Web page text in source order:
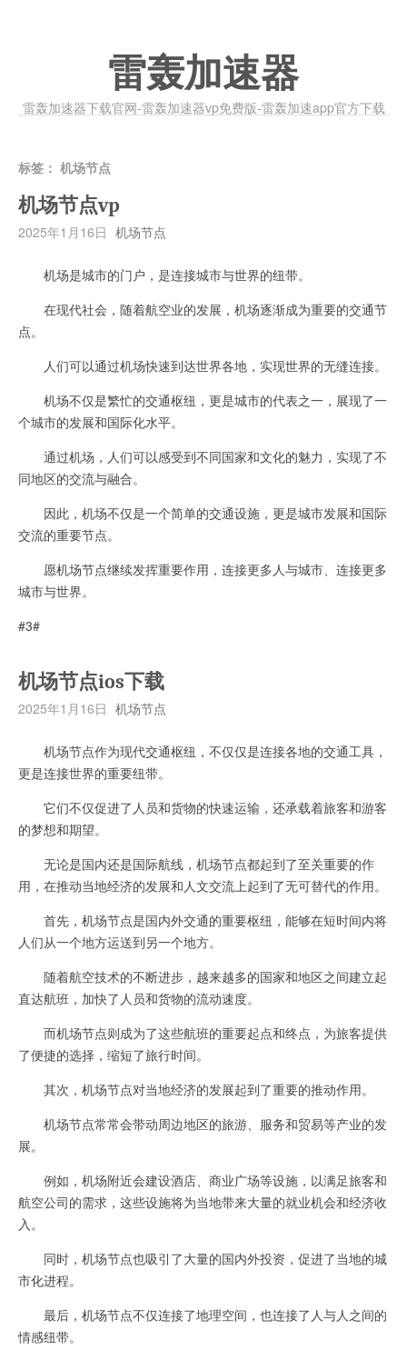
雷轰加速器
雷轰加速器下载官网-雷轰加速器vp免费版-雷轰加速app官方下载
标签： 机场节点
机场节点vp
2025年1月16日 机场节点
机场是城市的门户，是连接城市与世界的纽带。
在现代社会，随着航空业的发展，机场逐渐成为重要的交通节
点。
人们可以通过机场快速到达世界各地，实现世界的无缝连接。
机场不仅是繁忙的交通枢纽，更是城市的代表之一，展现了一
个城市的发展和国际化水平。
通过机场，人们可以感受到不同国家和文化的魅力，实现了不
同地区的交流与融合。
因此，机场不仅是一个简单的交通设施，更是城市发展和国际
交流的重要节点。
愿机场节点继续发挥重要作用，连接更多人与城市、连接更多
城市与世界。
#3#
机场节点ios下载
2025年1月16日 机场节点
机场节点作为现代交通枢纽，不仅仅是连接各地的交通工具，
更是连接世界的重要纽带。
它们不仅促进了人员和货物的快速运输，还承载着旅客和游客
的梦想和期望。
无论是国内还是国际航线，机场节点都起到了至关重要的作
用，在推动当地经济的发展和人文交流上起到了无可替代的作用。
首先，机场节点是国内外交通的重要枢纽，能够在短时间内将
人们从一个地方运送到另一个地方。
随着航空技术的不断进步，越来越多的国家和地区之间建立起
直达航班，加快了人员和货物的流动速度。
而机场节点则成为了这些航班的重要起点和终点，为旅客提供
了便捷的选择，缩短了旅行时间。
其次，机场节点对当地经济的发展起到了重要的推动作用。
机场节点常常会带动周边地区的旅游、服务和贸易等产业的发
展。
例如，机场附近会建设酒店、商业广场等设施，以满足旅客和
航空公司的需求，这些设施将为当地带来大量的就业机会和经济收
入。
同时，机场节点也吸引了大量的国内外投资，促进了当地的城
市化进程。
最后，机场节点不仅连接了地理空间，也连接了人与人之间的
情感纽带。